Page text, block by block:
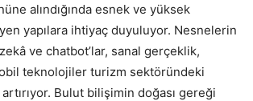
alındığında esnek ve yüksek
yapılara ihtiyaç duyuluyor. Nesnelerin
ve chatbot’lar, sanal gerçeklik,
teknolojiler turizm sektöründeki
artırıyor. Bulut bilişimin doğası gereği